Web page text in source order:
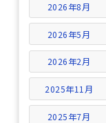
2026年8月
2026年5月
2026年2月
2025年11月
2025年7月